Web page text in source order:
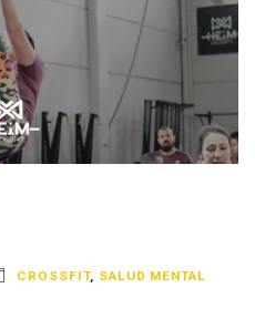
CROSSFIT, SALUD MENTAL